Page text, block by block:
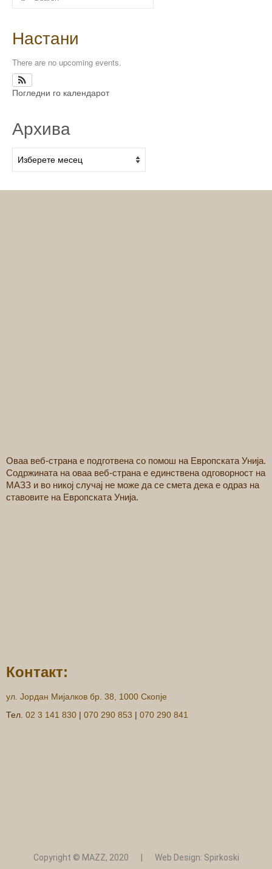
Настани
There are no upcoming events.
Погледни го календарот
Архива
Оваа веб-страна е подготвена со помош на Европската Унија.
Содржината на оваа веб-страна е единствена одговорност на
МАЗЗ и во никој случај не може да се смета дека е одраз на
ставовите на Европската Унија.
Контакт:
ул. Јордан Мијалков бр. 38, 1000 Скопје
Тел. 02 3 141 830 | 070 290 853 | 070 290 841
Copyright © MAZZ, 2020 | Web Design: Spirkoski